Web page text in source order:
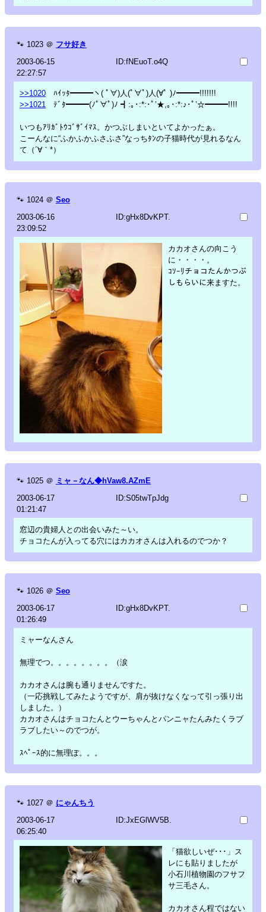
🐾 1023 ＠ フサ好き
2003-06-15
22:27:57
ID:fNEuoT.o4Q
>>1020 ﾊｲｯﾀ━━━ヽ( ﾟ∀)人(ﾟ∀ﾟ)人(∀ﾟ )ﾉ━━━!!!!!!!
>>1021
ﾃﾞﾀ━━━(ﾉﾟ∀ﾟ)ﾉ ┫:｡･:*:･ﾟ’★,｡･:*:♪･ﾟ’☆━━━!!!!
いつもｱﾘｶﾞﾄｳｺﾞｻﾞｲﾏｽ。かつぶしまいといてよかったぁ。
こーんなに“ふかふかふさふさ”なっちﾀﾝの子猫時代が見れるなん
て（´∀｀*）
🐾 1024 ＠ Seo
2003-06-16
23:09:52
ID:gHx8DvKPT.
カカオさんの向こう
に・・・・。
ｺｿｰﾘチョコたんかつぶ
しもらいに来ますた。
🐾 1025 ＠ ミャ－なん◆hVaw8.AZmE
2003-06-17
01:21:47
ID:S05twTpJdg
窓辺の貴婦人との出会いみた～い。
チョコたんが入ってる穴にはカカオさんは入れるのでつか？
🐾 1026 ＠ Seo
2003-06-17
01:26:49
ID:gHx8DvKPT.
ミャーなんさん
無理でつ。。。。。。。。（涙
カカオさんは腕も通りませんですた。
（一応挑戦してみたようですが、肩が抜けなくなって引っ張り出
しました。）
カカオさんはチョコたんとウーちゃんとパンニャたんみたくラブ
ラブしたい～のでつが。
ｽﾍﾟｰｽ的に無理ぽ。。。
🐾 1027 ＠ にゃんちう
2003-06-17
06:25:40
ID:JxEGlWV5B.
「猫欲しいぜ･･･」ス
レにも貼りましたが
小石川植物園のフサフ
サ三毛さん。
カカオさん程ではない